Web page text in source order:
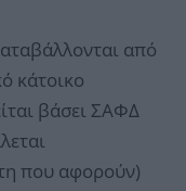
από
κάτοικο
βάσει ΣΑΦΔ
που αφορούν)